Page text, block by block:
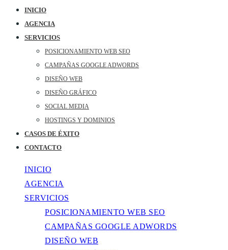
INICIO
AGENCIA
SERVICIOS
POSICIONAMIENTO WEB SEO
CAMPAÑAS GOOGLE ADWORDS
DISEÑO WEB
DISEÑO GRÁFICO
SOCIAL MEDIA
HOSTINGS Y DOMINIOS
CASOS DE ÉXITO
CONTACTO
INICIO
AGENCIA
SERVICIOS
POSICIONAMIENTO WEB SEO
CAMPAÑAS GOOGLE ADWORDS
DISEÑO WEB